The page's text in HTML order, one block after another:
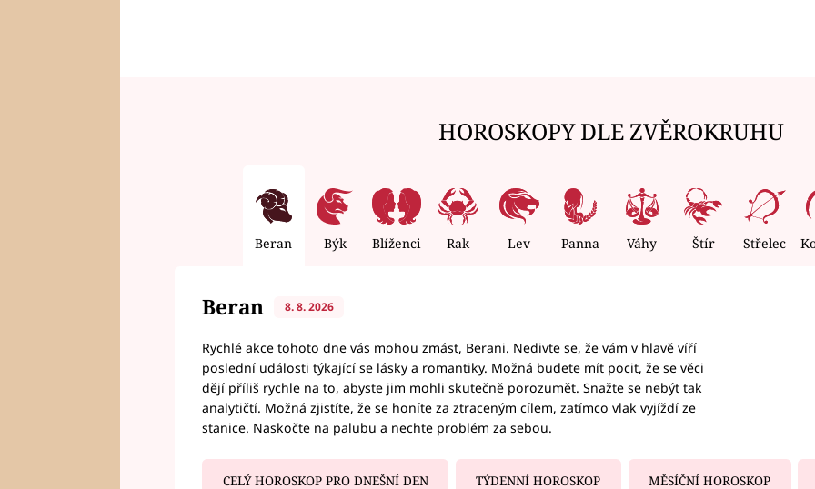
HOROSKOPY DLE ZVĚROKRUHU
Beran Býk Blíženci Rak Lev Panna Váhy Štír Střelec
Beran 8. 8. 2026
Rychlé akce tohoto dne vás mohou zmást, Berani. Nedivte se, že vám v hlavě víří
poslední události týkající se lásky a romantiky. Možná budete mít pocit, že se věci
dějí příliš rychle na to, abyste jim mohli skutečně porozumět. Snažte se nebýt tak
analytičtí. Možná zjistíte, že se honíte za ztraceným cílem, zatímco vlak vyjíždí ze
stanice. Naskočte na palubu a nechte problém za sebou.
CELÝ HOROSKOP PRO DNEŠNÍ DEN TÝDENNÍ HOROSKOP MĚSÍČNÍ HOROSKOP